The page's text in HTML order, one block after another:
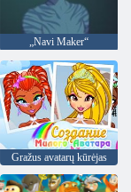
„Navi Maker“
Gražus avatarų kūrėjas